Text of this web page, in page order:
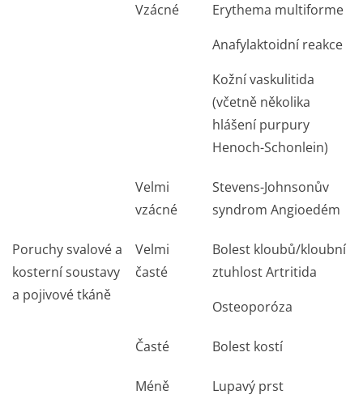
Vzácné
Erythema multiforme
Anafylaktoidní reakce
Kožní vaskulitida
(včetně několika
hlášení purpury
Henoch-Schonlein)
Velmi
vzácné
Stevens-Johnsonův
syndrom Angioedém
Poruchy svalové a
kosterní soustavy
a pojivové tkáně
Velmi
časté
Bolest kloubů/kloubní
ztuhlost Artritida
Osteoporóza
Časté Bolest kostí
Méně
Lupavý prst